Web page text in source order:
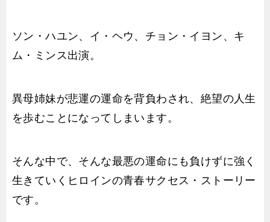
ソン・ハユン、イ・ヘウ、チョン・イヨン、キ
ム・ミンス出演。
異母姉妹が悲運の運命を背負わされ、絶望の人生
を歩むことになってしまいます。
そんな中で、そんな最悪の運命にも負けずに強く
生きていくヒロインの青春サクセス・ストーリー
です。